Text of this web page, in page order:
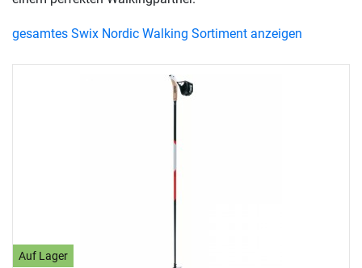
Auf Lager
gesamtes Swix Nordic Walking Sortiment anzeigen